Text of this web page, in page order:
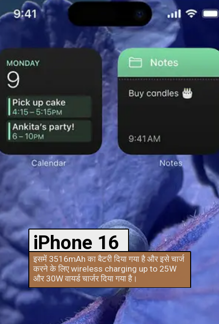
iPhone 16
इसमें 3516mAh का बैटरी दिया गया है और इसे चार्ज
करने के लिए wireless charging up to 25W
और 30W वायर्ड चार्जर दिया गया है।